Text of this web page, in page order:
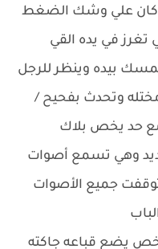
علي وشك الضغط
تغرز في يده القي
بيده وينظر للرجل
وتحدث بفحيح /
حد يخص بلاك
وهي تسمع أصوات
جميع الأصوات
يضع قباعه جاكته